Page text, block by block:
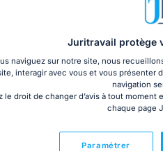
j'ai développé une large
En qualité...Lire la
Juritravail protège
naviguez sur notre site, nous
interagir avec vous et vous présenter
navigation
le droit de changer d’avis à tout
chaque page
Paramétrer